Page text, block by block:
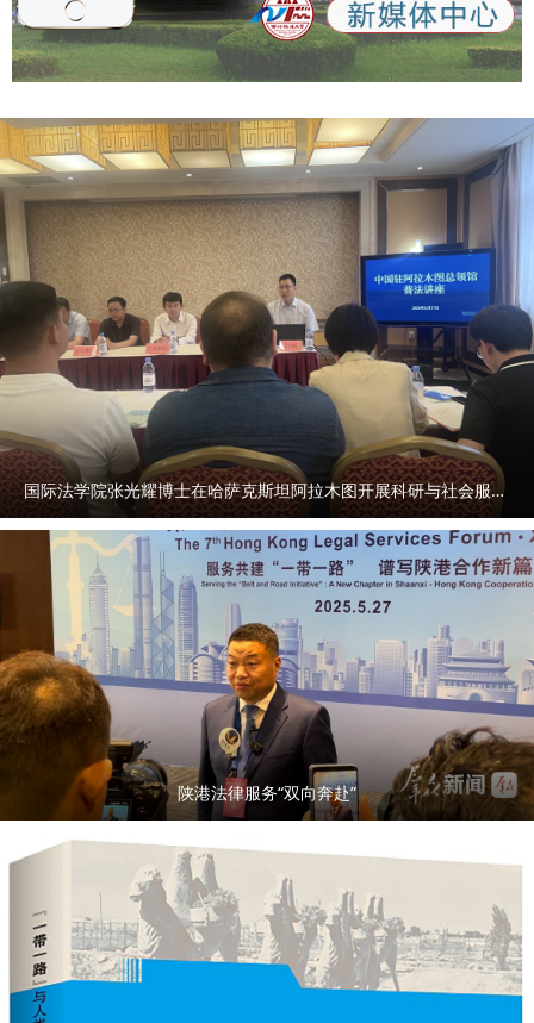
国际法学院张光耀博士在哈萨克斯坦阿拉木图开展科研与社会服务活动
陕港法律服务“双向奔赴”